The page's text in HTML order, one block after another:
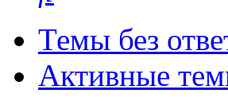
Темы без
Активные